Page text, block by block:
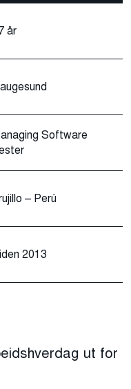
år
Software
– Perú
2013
ut for